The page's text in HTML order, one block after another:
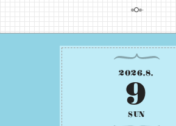
2026.8.
9
SUN